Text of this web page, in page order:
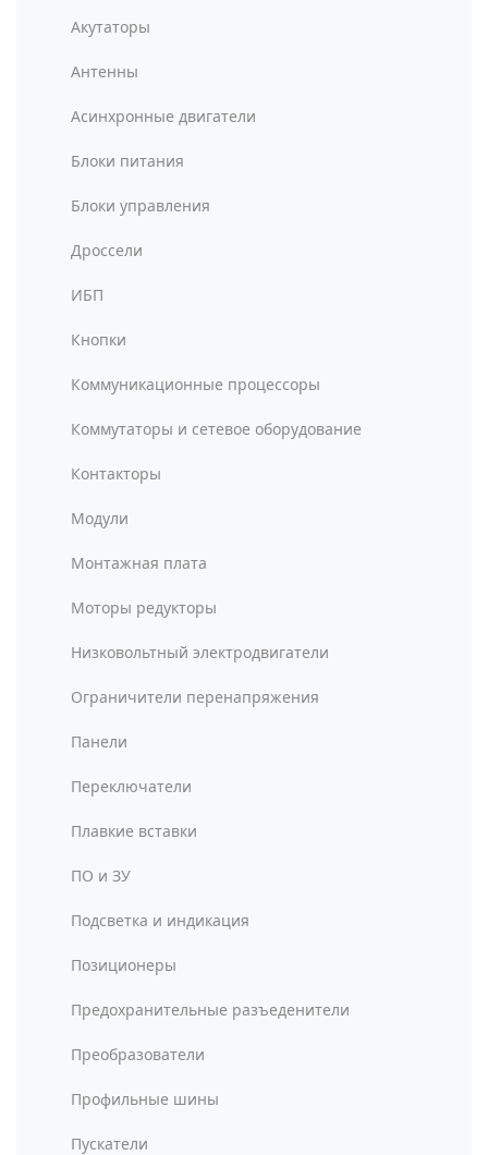
Акутаторы
Антенны
Асинхронные двигатели
Блоки питания
Блоки управления
Дроссели
ИБП
Кнопки
Коммуникационные процессоры
Коммутаторы и сетевое оборудование
Контакторы
Модули
Монтажная плата
Моторы редукторы
Низковольтный электродвигатели
Ограничители перенапряжения
Панели
Переключатели
Плавкие вставки
ПО и ЗУ
Подсветка и индикация
Позиционеры
Предохранительные разъеденители
Преобразователи
Профильные шины
Пускатели